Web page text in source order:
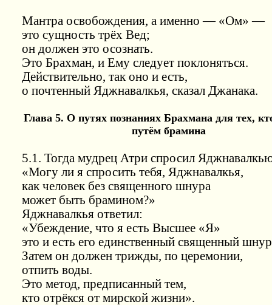
Мантра освобождения, а именно — «Ом» —
это сущность трёх Вед;
он должен это осознать.
Это Брахман, и Ему следует поклоняться.
Действительно, так оно и есть,
о почтенный Яджнавалкья, сказал Джанака.
Глава 5. О путях познаниях Брахмана для тех,
путём брамина
5.1. Тогда мудрец Атри спросил
«Могу ли я спросить тебя, Яджнавалкья,
как человек без священного шнура
может быть брамином?»
Яджнавалкья ответил:
«Убеждение, что я есть Высшее «Я»
это и есть его единственный священный
Затем он должен трижды, по церемонии,
отпить воды.
Это метод, предписанный тем,
кто отрёкся от мирской жизни».